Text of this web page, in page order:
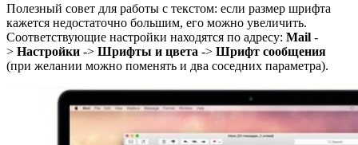
Полезный совет для работы с текстом: если размер шрифта
кажется недостаточно большим, его можно увеличить.
Соответствующие настройки находятся по адресу: Mail -
> Настройки -> Шрифты и цвета -> Шрифт сообщения
(при желании можно поменять и два соседних параметра).